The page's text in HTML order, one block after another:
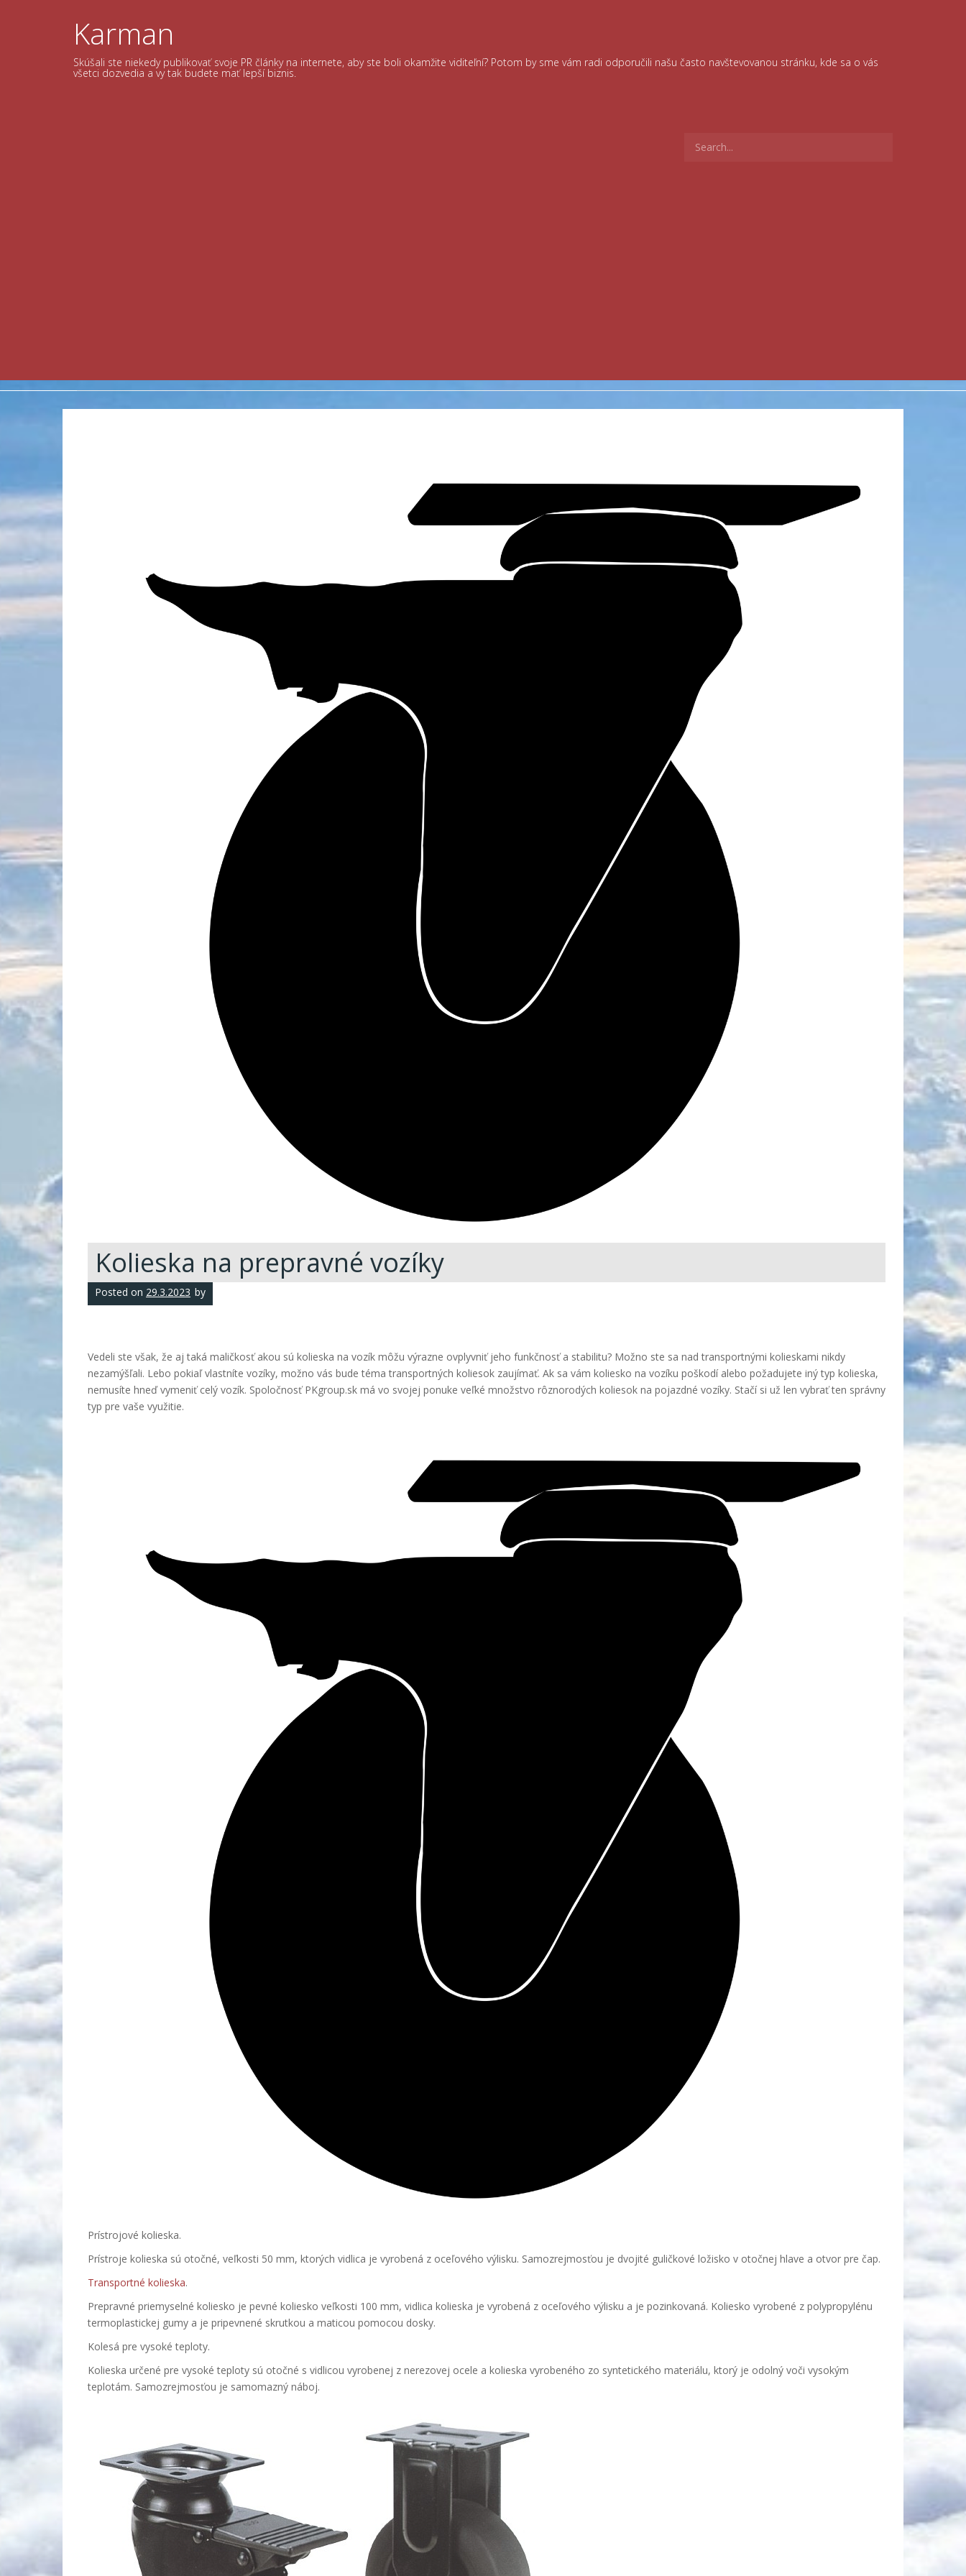
Karman
Skúšali ste niekedy publikovať svoje PR články na internete, aby ste boli okamžite viditeľní? Potom by sme vám radi odporučili našu často navštevovanou stránku, kde sa o vás
všetci dozvedia a vy tak budete mať lepší biznis.
for:
Kolieska na prepravné vozíky
Posted on 29.3.2023 by
Vedeli ste však, že aj taká maličkosť akou sú kolieska na vozík môžu výrazne ovplyvniť jeho funkčnosť a stabilitu? Možno ste sa nad transportnými kolieskami nikdy
nezamýšľali. Lebo pokiaľ vlastníte vozíky, možno vás bude téma transportných koliesok zaujímať. Ak sa vám koliesko na vozíku poškodí alebo požadujete iný typ kolieska,
nemusíte hneď vymeniť celý vozík. Spoločnosť PKgroup.sk má vo svojej ponuke veľké množstvo rôznorodých koliesok na pojazdné vozíky. Stačí si už len vybrať ten správny
typ pre vaše využitie.
Prístrojové kolieska.
Prístroje kolieska sú otočné, veľkosti 50 mm, ktorých vidlica je vyrobená z oceľového výlisku. Samozrejmosťou je dvojité guličkové ložisko v otočnej hlave a otvor pre čap.
Transportné kolieska.
Prepravné priemyselné koliesko je pevné koliesko veľkosti 100 mm, vidlica kolieska je vyrobená z oceľového výlisku a je pozinkovaná. Koliesko vyrobené z polypropylénu
termoplastickej gumy a je pripevnené skrutkou a maticou pomocou dosky.
Kolesá pre vysoké teploty.
Kolieska určené pre vysoké teploty sú otočné s vidlicou vyrobenej z nerezovej ocele a kolieska vyrobeného zo syntetického materiálu, ktorý je odolný voči vysokým
teplotám. Samozrejmosťou je samomazný náboj.